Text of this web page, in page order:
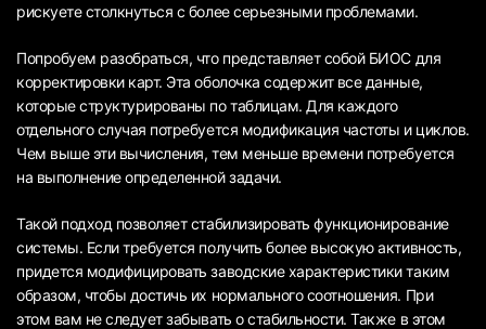
рискуете столкнуться с более серьезными проблемами.
Попробуем разобраться, что представляет собой БИОС для
корректировки карт. Эта оболочка содержит все данные,
которые структурированы по таблицам. Для каждого
отдельного случая потребуется модификация частоты и циклов.
Чем выше эти вычисления, тем меньше времени потребуется
на выполнение определенной задачи.
Такой подход позволяет стабилизировать функционирование
системы. Если требуется получить более высокую активность,
придется модифицировать заводские характеристики таким
образом, чтобы достичь их нормального соотношения. При
этом вам не следует забывать о стабильности. Также в этом